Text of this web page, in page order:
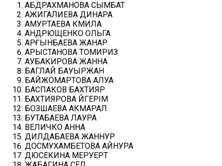
АБДРАХМАНОВА СЫМБАТ
АЖИГАЛИЕВА ДИНАРА
АМУРТАЕВА КӘМИЛА
АНДРЮЩЕНКО ОЛЬГА
АРҒЫНБАЕВА ЖАНАР
АРЫСТАНОВА ТОМИРИЗ
АУБАКИРОВА ЖАННА
БАГЛАЙ БАУЫРЖАН
БАЙЖОМАРТОВА АЛУА
БАСПАКОВ БАХТИЯР
БАХТИЯРОВА ӘЙГЕРІМ
БОЗШАЕВА АКМАРАЛ
БУТАБАЕВА ЛАУРА
ВЕЛИЧКО АННА
ДИЛДАБАЕВА ЖАННУР
ДОСМУХАМБЕТОВА АЙНУРА
ДЮСЕКИНА МЕРУЕРТ